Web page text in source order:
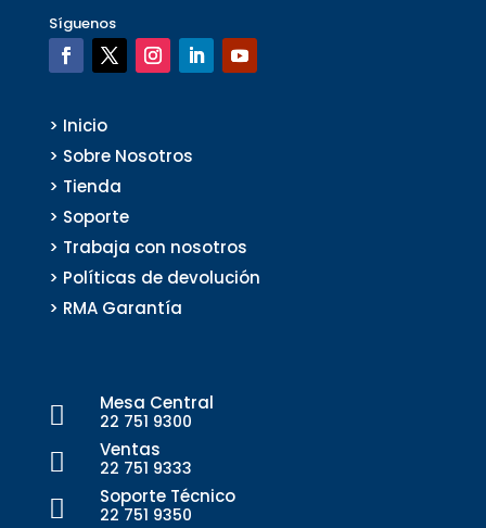
Síguenos
> Inicio
> Sobre Nosotros
> Tienda
> Soporte
> Trabaja con nosotros
> Políticas de devolución
> RMA Garantía
 Mesa Central
22 751 9300
 Ventas
22 751 9333
 Soporte Técnico
22 751 9350